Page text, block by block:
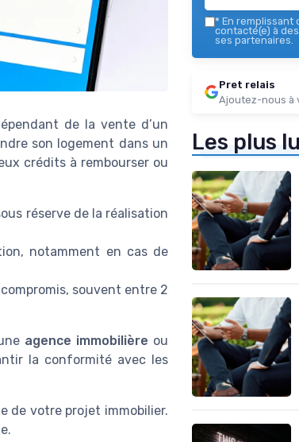
de la vente d’un
son logement dans un
crédits à rembourser ou
réserve de la réalisation
notamment en cas de
souvent entre 2
agence immobilière ou
la conformité avec les
de votre projet immobilier.
* En remplissant
contacté(e) à
ses partenaires.
Pret relais
Ajoutez-nous à
Les plus